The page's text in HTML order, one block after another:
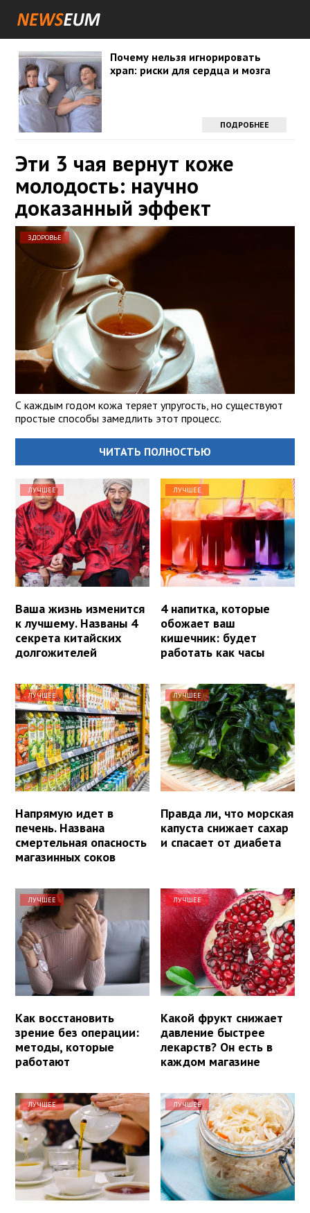
Почему нельзя игнорировать
храп: риски для сердца и мозга
ПОДРОБНЕЕ
Эти 3 чая вернут коже
молодость: научно
доказанный эффект
ЗДОРОВЬЕ
С каждым годом кожа теряет упругость, но существуют
простые способы замедлить этот процесс.
ЧИТАТЬ ПОЛНОСТЬЮ
ЛУЧШЕЕ
Ваша жизнь изменится
к лучшему. Названы 4
секрета китайских
долгожителей
ЛУЧШЕЕ
4 напитка, которые
обожает ваш
кишечник: будет
работать как часы
ЛУЧШЕЕ
Напрямую идет в
печень. Названа
смертельная опасность
магазинных соков
ЛУЧШЕЕ
Правда ли, что морская
капуста снижает сахар
и спасает от диабета
ЛУЧШЕЕ
Как восстановить
зрение без операции:
методы, которые
работают
ЛУЧШЕЕ
Какой фрукт снижает
давление быстрее
лекарств? Он есть в
каждом магазине
ЛУЧШЕЕ ЛУЧШЕЕ